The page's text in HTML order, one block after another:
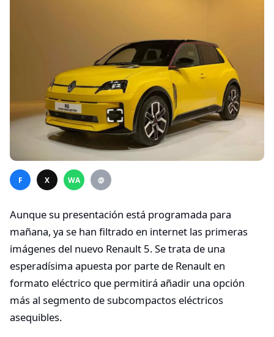
F X WA @
Aunque su presentación está programada para
mañana, ya se han filtrado en internet las primeras
imágenes del nuevo Renault 5. Se trata de una
esperadísima apuesta por parte de Renault en
formato eléctrico que permitirá añadir una opción
más al segmento de subcompactos eléctricos
asequibles.